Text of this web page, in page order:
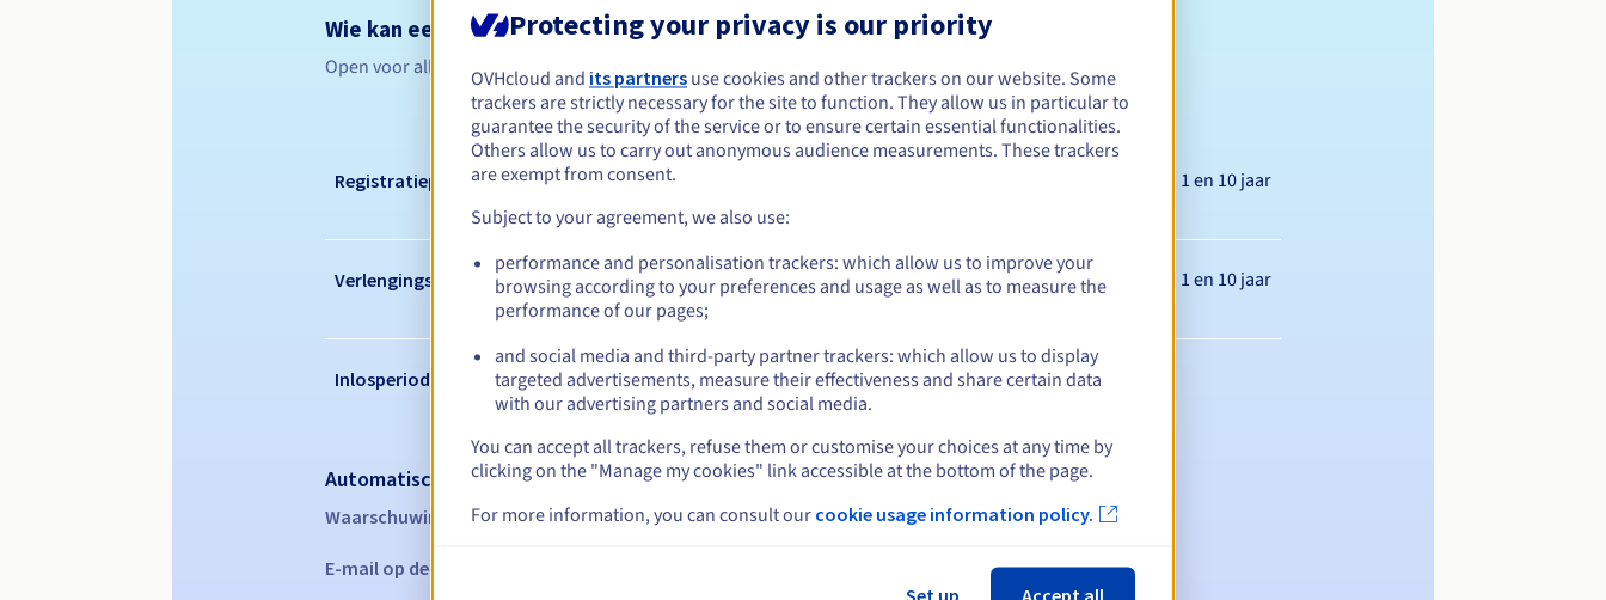
Wie kan een .mielec.pl registreren?
Open voor alle natuurlijke of rechtspersonen, zonder geografische beperking.
Beheerregels en meldingen
Registratieperiode Tussen 1 en 10 jaar
Verlengingsperiode Tussen 1 en 10 jaar
Inlosperiode
Automatische meldingen:
Waarschuwings-e-mails:60, 30, 15, 7 en 3 dagen vóór de vervaldatum
E-mail op de vervaldatum
Protecting your privacy is our priority
OVHcloud and its partners use cookies and other trackers on our website. Some
trackers are strictly necessary for the site to function. They allow us in particular to
guarantee the security of the service or to ensure certain essential functionalities.
Others allow us to carry out anonymous audience measurements. These trackers
are exempt from consent.
Subject to your agreement, we also use:
performance and personalisation trackers: which allow us to improve your
browsing according to your preferences and usage as well as to measure the
performance of our pages;
and social media and third-party partner trackers: which allow us to display
targeted advertisements, measure their effectiveness and share certain data
with our advertising partners and social media.
You can accept all trackers, refuse them or customise your choices at any time by
clicking on the "Manage my cookies" link accessible at the bottom of the page.
For more information, you can consult our cookie usage information policy.